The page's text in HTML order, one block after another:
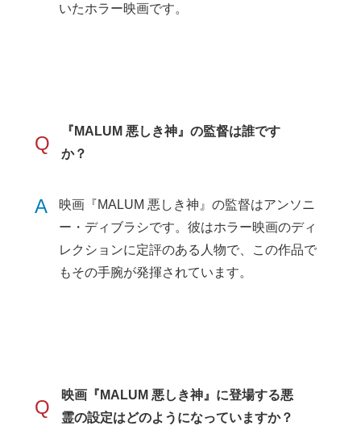
いたホラー映画です。
Q
『MALUM 悪しき神』の監督は誰です
か？
A
映画『MALUM 悪しき神』の監督はアンソニ
ー・ディブラシです。彼はホラー映画のディ
レクションに定評のある人物で、この作品で
もその手腕が発揮されています。
Q
映画『MALUM 悪しき神』に登場する悪
霊の設定はどのようになっていますか？